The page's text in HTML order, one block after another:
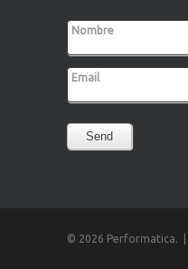
Nombre
Email
Send
© 2026 Performatica. |